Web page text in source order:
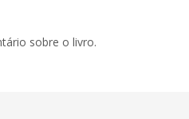
sobre o livro.